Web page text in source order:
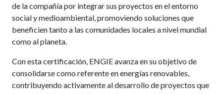
de la compañía por integrar sus proyectos en el entorno
social y medioambiental, promoviendo soluciones que
beneficien tanto a las comunidades locales a nivel mundial
como al planeta.
Con esta certificación, ENGIE avanza en su objetivo de
consolidarse como referente en energías renovables,
contribuyendo activamente al desarrollo de proyectos que